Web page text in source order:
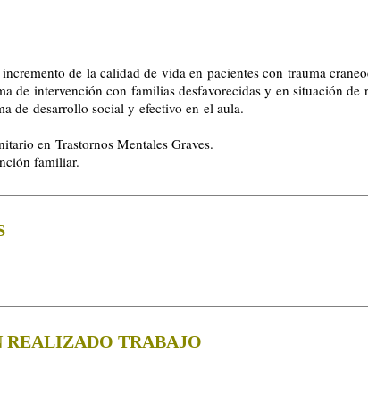
de la calidad de vida en pacientes con trauma
de intervención con familias desfavorecidas y en situación de
de desarrollo social y efectivo en el aula.
en Trastornos Mentales Graves.
familiar.
REALIZADO TRABAJO